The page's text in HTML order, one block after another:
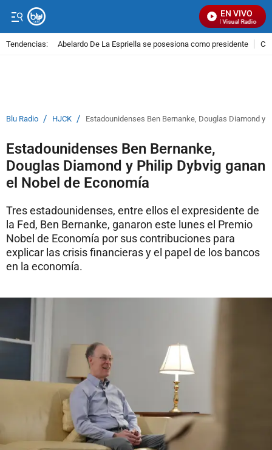
EN VIVO
Señal Visual Radio
Tendencias: Abelardo De La Espriella se posesiona como presidente
Blu Radio / HJCK / Estadounidenses Ben Bernanke, Douglas Diamond y
Estadounidenses Ben Bernanke,
Douglas Diamond y Philip Dybvig ganan
el Nobel de Economía
Tres estadounidenses, entre ellos el expresidente de
la Fed, Ben Bernanke, ganaron este lunes el Premio
Nobel de Economía por sus contribuciones para
explicar las crisis financieras y el papel de los bancos
en la economía.